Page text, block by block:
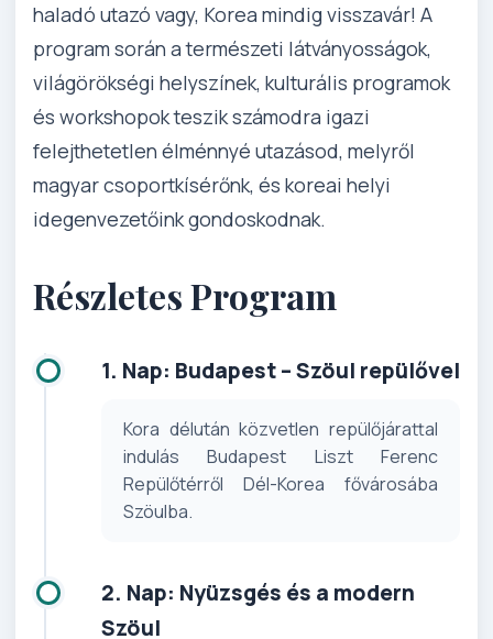
haladó utazó vagy, Korea mindig visszavár! A
program során a természeti látványosságok,
világörökségi helyszínek, kulturális programok
és workshopok teszik számodra igazi
felejthetetlen élménnyé utazásod, melyről
magyar csoportkísérőnk, és koreai helyi
idegenvezetőink gondoskodnak.
Részletes Program
1. Nap: Budapest – Szöul repülővel
Kora délután közvetlen repülőjárattal
indulás Budapest Liszt Ferenc
Repülőtérről Dél-Korea fővárosába
Szöulba.
2. Nap: Nyüzsgés és a modern
Szöul